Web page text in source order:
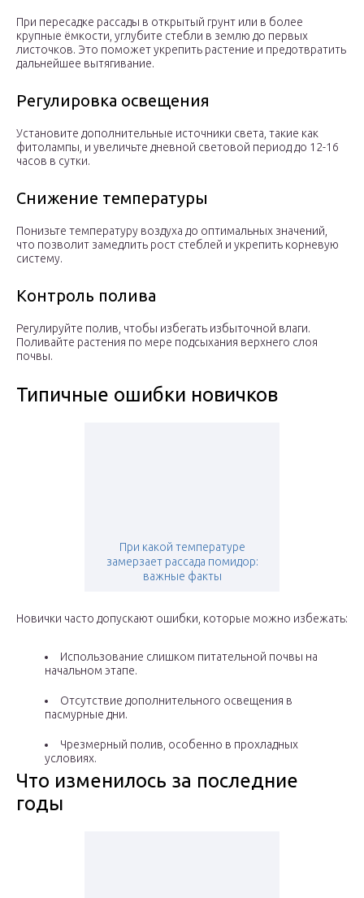
При пересадке рассады в открытый грунт или в более
крупные ёмкости, углубите стебли в землю до первых
листочков. Это поможет укрепить растение и предотвратить
дальнейшее вытягивание.
Регулировка освещения
Установите дополнительные источники света, такие как
фитолампы, и увеличьте дневной световой период до 12-16
часов в сутки.
Снижение температуры
Понизьте температуру воздуха до оптимальных значений,
что позволит замедлить рост стеблей и укрепить корневую
систему.
Контроль полива
Регулируйте полив, чтобы избегать избыточной влаги.
Поливайте растения по мере подсыхания верхнего слоя
почвы.
Типичные ошибки новичков
При какой температуре
замерзает рассада помидор:
важные факты
Новички часто допускают ошибки, которые можно избежать:
Использование слишком питательной почвы на
начальном этапе.
Отсутствие дополнительного освещения в
пасмурные дни.
Чрезмерный полив, особенно в прохладных
условиях.
Что изменилось за последние
годы